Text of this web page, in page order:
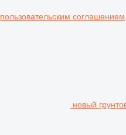
пользовательским соглашением
новый